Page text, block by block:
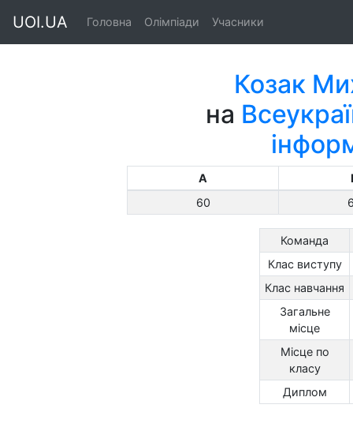
UOI.UA Головна Олімпіади Учасники
Козак
на
A
60
Команда
Клас виступу
Клас навчання
Загальне
місце
Місце по
класу
Диплом